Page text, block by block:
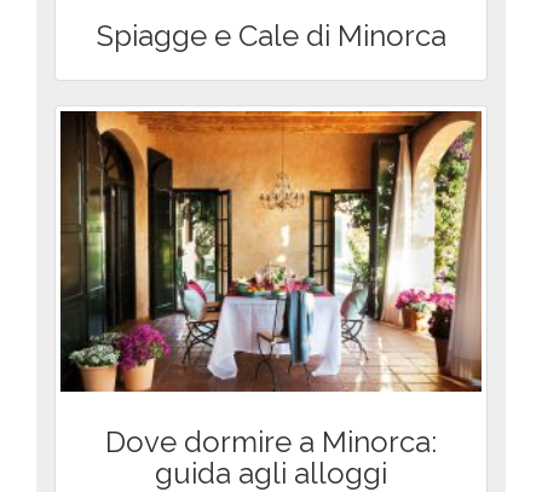
Spiagge e Cale di Minorca
Dove dormire a Minorca:
guida agli alloggi